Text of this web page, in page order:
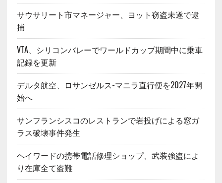
サウサリート市マネージャー、ヨット窃盗未遂で逮
捕
VTA、シリコンバレーでワールドカップ期間中に乗車
記録を更新
デルタ航空、ロサンゼルス-マニラ直行便を2027年開
始へ
サンフランシスコのレストランで岩投げによる窓ガ
ラス破壊事件発生
ヘイワードの携帯電話修理ショップ、武装強盗によ
り在庫全て盗難